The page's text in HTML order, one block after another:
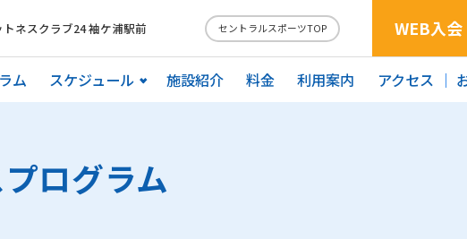
ネスクラブ24 袖ケ浦駅前 セントラルスポーツTOP WEB入会
ム スケジュール 施設紹介 料金 利用案内 アクセス
ログラム